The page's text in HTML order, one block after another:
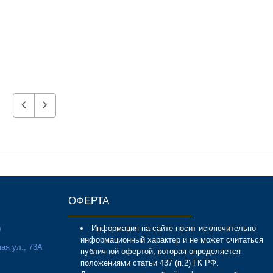
ул., 73А
ОФЕРТА
Информация на сайте носит исключительно
информационный характер и не может считаться
публичной офертой, которая определяется
положениями статьи 437 (п.2) ГК РФ.